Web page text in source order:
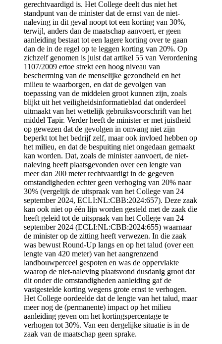
gerechtvaardigd is. Het College deelt dus niet het
standpunt van de minister dat de ernst van de niet-
naleving in dit geval noopt tot een korting van 30%,
terwijl, anders dan de maatschap aanvoert, er geen
aanleiding bestaat tot een lagere korting over te gaan
dan de in de regel op te leggen korting van 20%. Op
zichzelf genomen is juist dat artikel 55 van Verordening
1107/2009 ertoe strekt een hoog niveau van
bescherming van de menselijke gezondheid en het
milieu te waarborgen, en dat de gevolgen van
toepassing van de middelen groot kunnen zijn, zoals
blijkt uit het veiligheidsinformatieblad dat onderdeel
uitmaakt van het wettelijk gebruiksvoorschrift van het
middel Tapir. Verder heeft de minister er met juistheid
op gewezen dat de gevolgen in omvang niet zijn
beperkt tot het bedrijf zelf, maar ook invloed hebben op
het milieu, en dat de bespuiting niet ongedaan gemaakt
kan worden. Dat, zoals de minister aanvoert, de niet-
naleving heeft plaatsgevonden over een lengte van
meer dan 200 meter rechtvaardigt in de gegeven
omstandigheden echter geen verhoging van 20% naar
30% (vergelijk de uitspraak van het College van 24
september 2024, ECLI:NL:CBB:2024:657). Deze zaak
kan ook niet op één lijn worden gesteld met de zaak die
heeft geleid tot de uitspraak van het College van 24
september 2024 (ECLI:NL:CBB:2024:655) waarnaar
de minister op de zitting heeft verwezen. In die zaak
was bewust Round-Up langs en op het talud (over een
lengte van 420 meter) van het aangrenzend
landbouwperceel gespoten en was de oppervlakte
waarop de niet-naleving plaatsvond dusdanig groot dat
dit onder die omstandigheden aanleiding gaf de
vastgestelde korting wegens grote ernst te verhogen.
Het College oordeelde dat de lengte van het talud, maar
meer nog de (permanente) impact op het milieu
aanleiding geven om het kortingspercentage te
verhogen tot 30%. Van een dergelijke situatie is in de
zaak van de maatschap geen sprake.